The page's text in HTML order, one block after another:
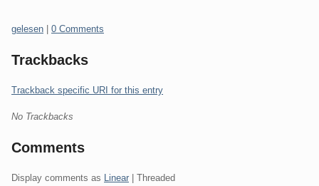
Categories:
gelesen 0 Comments
Trackbacks
Trackback specific URI for this entry
No Trackbacks
Comments
Display comments as Linear | Threaded